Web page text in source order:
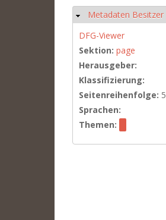
Hide
Metadaten Besitzer
DFG-Viewer
Sektion: page
Herausgeber:
Klassifizierung:
Seitenreihenfolge: 5
Sprachen:
Themen: